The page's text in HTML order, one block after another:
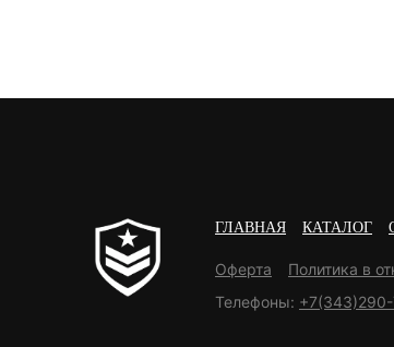
ГЛАВНАЯ КАТАЛОГ
Оферта Политика в
Телефоны: